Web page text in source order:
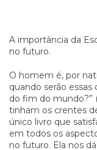
A importância da
no futuro.
O homem é, por
quando serão essas
do fim do mundo?”
tinham os crentes de
único livro que
em todos os
no futuro. Ela nos